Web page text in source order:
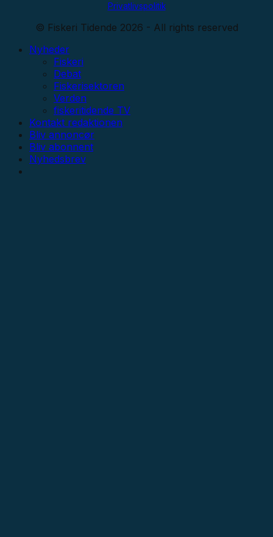
Privatlivspolitik
© Fiskeri Tidende 2026 - All rights reserved
Nyheder
Fiskeri
Debat
Fiskerisektoren
Verden
fiskeritidende TV
Kontakt redaktionen
Bliv annoncør
Bliv abonnent
Nyhedsbrev